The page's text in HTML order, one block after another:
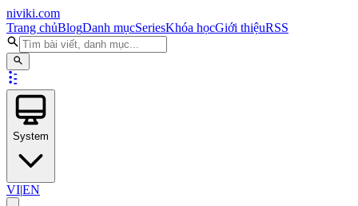
niviki.com
Trang chủBlogDanh mụcSeriesKhóa họcGiới thiệuRSS
System
VI|EN